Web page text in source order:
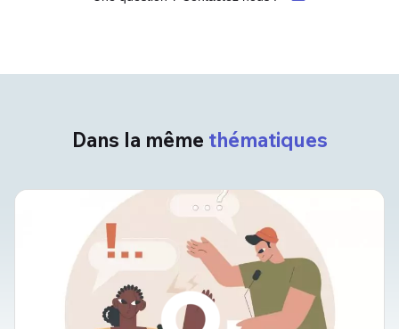
Dans la même thématiques